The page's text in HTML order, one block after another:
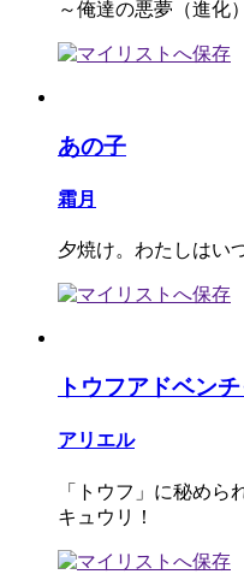
～俺達の悪夢（進化
あの子
霜月
夕焼け。わたしはい
トウフアドベン
アリエル
「トウフ」に秘めら
キュウリ！